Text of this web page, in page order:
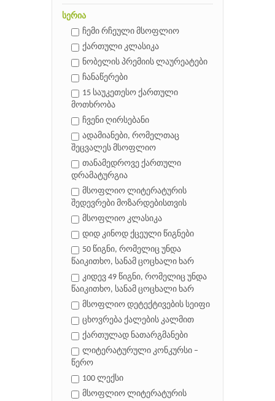
სერია
ჩემი რჩეული მსოფლიო
ქართული კლასიკა
ნობელის პრემიის ლაურეატები
ჩანაწერები
15 საუკეთესო ქართული
მოთხრობა
ჩვენი ღირსებანი
ადამიანები, რომელთაც
შეცვალეს მსოფლიო
თანამედროვე ქართული
დრამატურგია
მსოფლიო ლიტერატურის
შედევრები მოზარდებისთვის
მსოფლიო კლასიკა
დიდ კინოდ ქცეული წიგნები
50 წიგნი, რომელიც უნდა
წაიკითხო, სანამ ცოცხალი ხარ
კიდევ 49 წიგნი, რომელიც უნდა
წაიკითხო, სანამ ცოცხალი ხარ
მსოფლიო დეტექტივების სეიფი
ცხოვრება ქალების კალმით
ქართულად ნათარგმანები
ლიტერატურული კონკურსი –
წერო
100 ლექსი
მსოფლიო ლიტერატურის